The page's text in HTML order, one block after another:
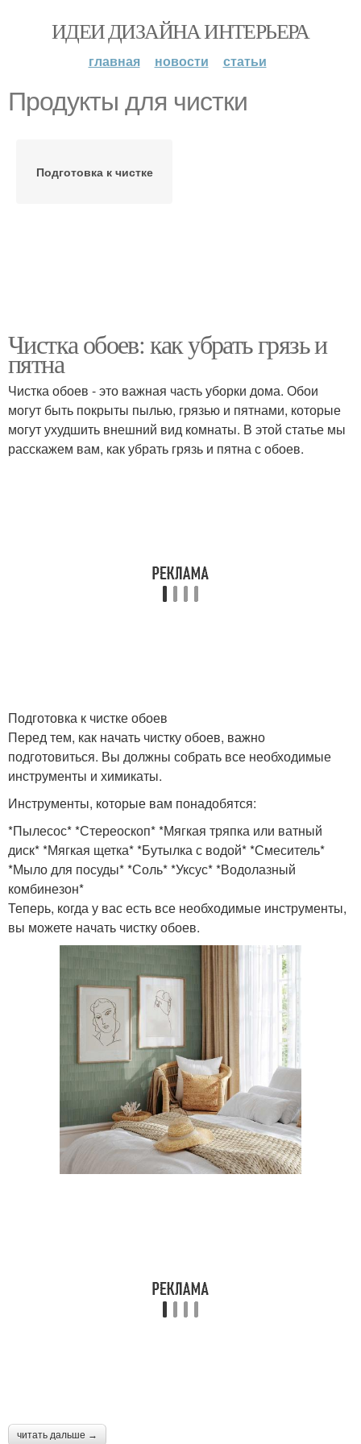
ИДЕИ ДИЗАЙНА ИНТЕРЬЕРА
главная новости статьи
Продукты для чистки
Подготовка к чистке
Чистка обоев: как убрать грязь и
пятна
Чистка обоев - это важная часть уборки дома. Обои
могут быть покрыты пылью, грязью и пятнами, которые
могут ухудшить внешний вид комнаты. В этой статье мы
расскажем вам, как убрать грязь и пятна с обоев.
Подготовка к чистке обоев
Перед тем, как начать чистку обоев, важно
подготовиться. Вы должны собрать все необходимые
инструменты и химикаты.
Инструменты, которые вам понадобятся:
*Пылесос* *Стереоскоп* *Мягкая тряпка или ватный
диск* *Мягкая щетка* *Бутылка с водой* *Смеситель*
*Мыло для посуды* *Соль* *Уксус* *Водолазный
комбинезон*
Теперь, когда у вас есть все необходимые инструменты,
вы можете начать чистку обоев.
читать дальше →